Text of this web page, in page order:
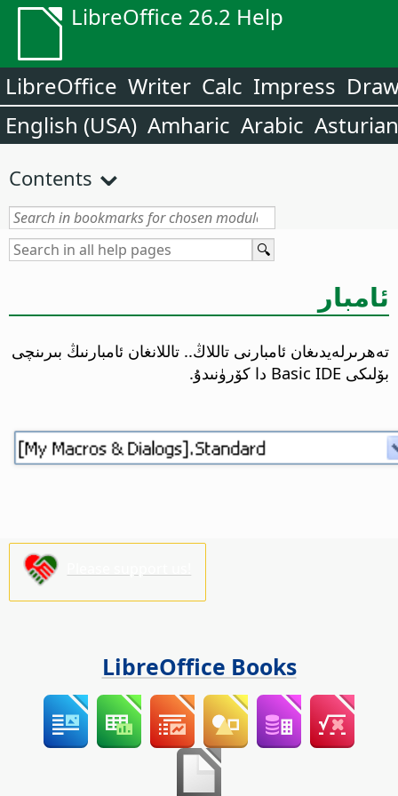
LibreOffice 26.2 Help
LibreOffice Writer Calc Impress
English (USA) Amharic Arabic Asturian
Contents
ئامبار
تەھرىرلەيدىغان ئامبارنى تاللاڭ.. تاللانغان ئامبارنىڭ بىرىنچى
بۆلىكى Basic IDE دا كۆرۈنىدۇ.
LibreOffice Books